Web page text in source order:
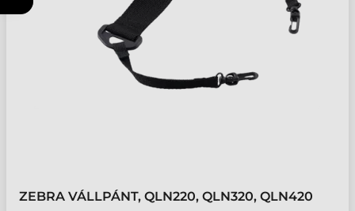
ZEBRA VÁLLPÁNT, QLN220, QLN320, QLN420